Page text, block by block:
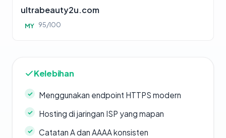
ultrabeauty2u.com
MY 95/100
Kelebihan
Menggunakan endpoint HTTPS modern
Hosting di jaringan ISP yang mapan
Catatan A dan AAAA konsisten